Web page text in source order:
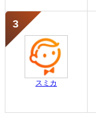
スミカ